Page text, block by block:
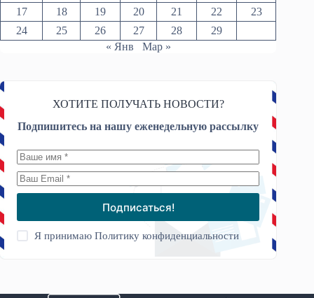
17
18 19 20 21 22
23
24
25 26 27 28
29
« Янв
Мар »
ХОТИТЕ ПОЛУЧАТЬ НОВОСТИ?
Подпишитесь на нашу еженедельную рассылку
Подписаться!
Я принимаюПолитику конфиденциальности